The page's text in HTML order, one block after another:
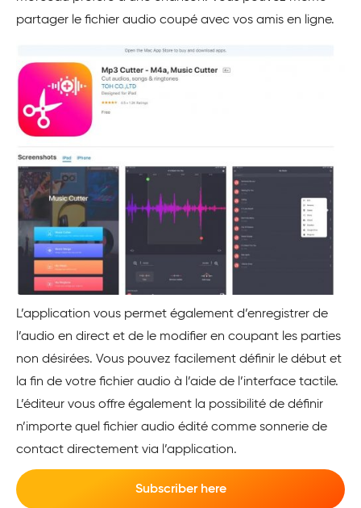
partager le fichier audio coupé avec vos amis en ligne.
L’application vous permet également d’enregistrer de
l’audio en direct et de le modifier en coupant les parties
non désirées. Vous pouvez facilement définir le début et
la fin de votre fichier audio à l’aide de l’interface tactile.
L’éditeur vous offre également la possibilité de définir
n’importe quel fichier audio édité comme sonnerie de
contact directement via l’application.
Subscriber here